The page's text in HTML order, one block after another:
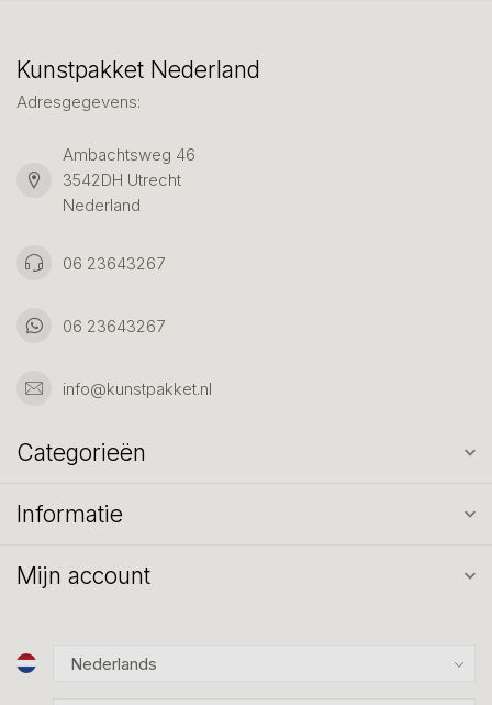
Kunstpakket Nederland
Adresgegevens:
Ambachtsweg 46
3542DH Utrecht
Nederland
06 23643267
06 23643267
info@kunstpakket.nl
Categorieën
Informatie
Mijn account